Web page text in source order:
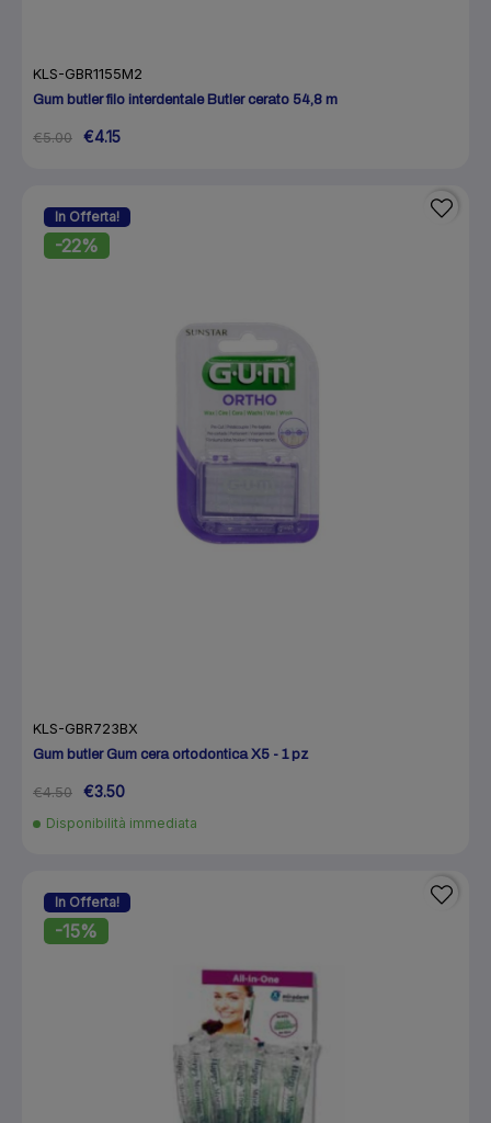
KLS-GBR1155M2
Gum butler filo interdentale Butler cerato 54,8 m
€5.00 €4.15
In Offerta!
-22%
KLS-GBR723BX
Gum butler Gum cera ortodontica X5 - 1 pz
€4.50 €3.50
Disponibilità immediata
In Offerta!
-15%